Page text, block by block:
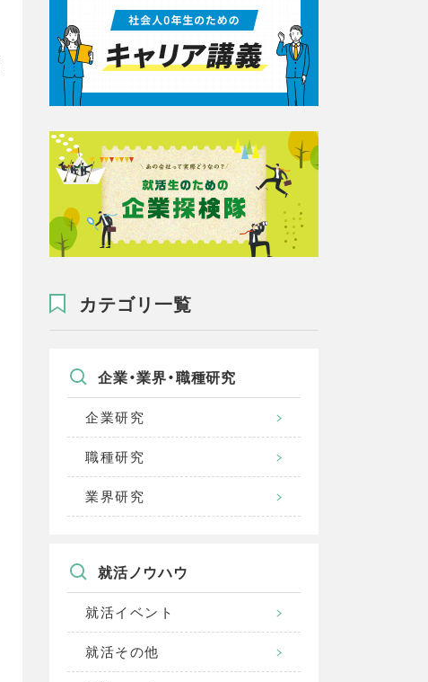
カテゴリ一覧
企業・業界・職種研究
企業研究
職種研究
業界研究
就活ノウハウ
就活イベント
就活その他